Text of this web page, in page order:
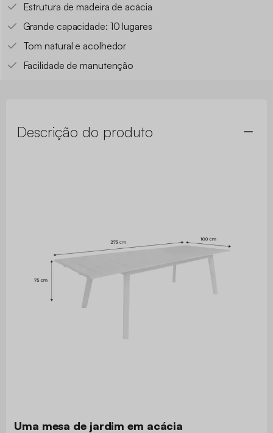
Estrutura de madeira de acácia
Grande capacidade: 10 lugares
Tom natural e acolhedor
Facilidade de manutenção
Descrição do produto
Uma mesa de jardim em acácia